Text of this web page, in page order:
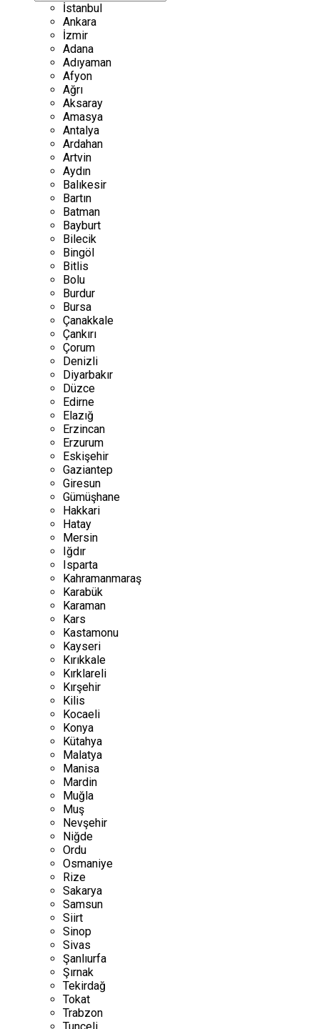
İstanbul
Ankara
İzmir
Adana
Adıyaman
Afyon
Ağrı
Aksaray
Amasya
Antalya
Ardahan
Artvin
Aydın
Balıkesir
Bartın
Batman
Bayburt
Bilecik
Bingöl
Bitlis
Bolu
Burdur
Bursa
Çanakkale
Çankırı
Çorum
Denizli
Diyarbakır
Düzce
Edirne
Elazığ
Erzincan
Erzurum
Eskişehir
Gaziantep
Giresun
Gümüşhane
Hakkari
Hatay
Mersin
Iğdır
Isparta
Kahramanmaraş
Karabük
Karaman
Kars
Kastamonu
Kayseri
Kırıkkale
Kırklareli
Kırşehir
Kilis
Kocaeli
Konya
Kütahya
Malatya
Manisa
Mardin
Muğla
Muş
Nevşehir
Niğde
Ordu
Osmaniye
Rize
Sakarya
Samsun
Siirt
Sinop
Sivas
Şanlıurfa
Şırnak
Tekirdağ
Tokat
Trabzon